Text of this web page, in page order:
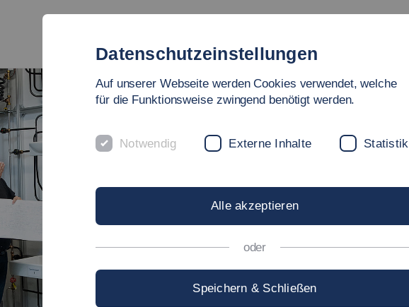
Datenschutzeinstellungen
Auf unserer Webseite werden Cookies verwendet, welche
für die Funktionsweise zwingend benötigt werden.
Notwendig Externe Inhalte Statistik
Alle akzeptieren
oder
Speichern & Schließen